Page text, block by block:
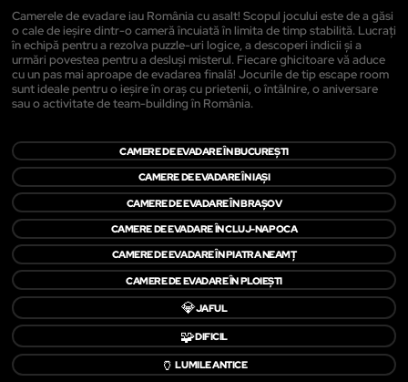
Camerele de evadare iau România cu asalt! Scopul jocului este de a găsi
o cale de ieșire dintr-o cameră încuiată în limita de timp stabilită. Lucrați
în echipă pentru a rezolva puzzle-uri logice, a descoperi indicii și a
urmări povestea pentru a desluși misterul. Fiecare ghicitoare vă aduce
cu un pas mai aproape de evadarea finală! Jocurile de tip escape room
sunt ideale pentru o ieșire în oraș cu prietenii, o întâlnire, o aniversare
sau o activitate de team-building în România.
CAMERE DE EVADARE ÎN BUCUREȘTI
CAMERE DE EVADARE ÎN IAȘI
CAMERE DE EVADARE ÎN BRAȘOV
CAMERE DE EVADARE ÎN CLUJ-NAPOCA
CAMERE DE EVADARE ÎN PIATRA NEAMŢ
CAMERE DE EVADARE ÎN PLOIEȘTI
💎JAFUL
🧩DIFICIL
🏺LUMILE ANTICE